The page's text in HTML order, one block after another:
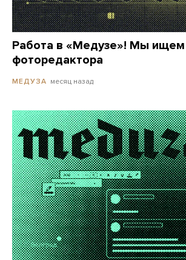
Работа в «Медузе»! Мы ищем
фоторедактора
МЕДУЗА месяц назад